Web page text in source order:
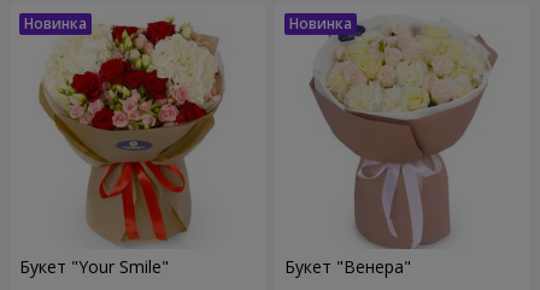
Букет "Your Smile" Букет "Венера"